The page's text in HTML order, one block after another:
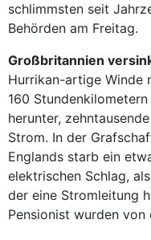
schlimmsten seit
Behörden am Freitag.
Großbritannien
Hurrikan-artige Winde
160
herunter,
Strom. In der
Englands starb ein
elektrischen Schlag,
der eine Stromleitung
Pensionist wurden